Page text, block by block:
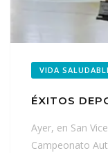
VIDA
ÉXITOS
Ayer, en San
Campeonato